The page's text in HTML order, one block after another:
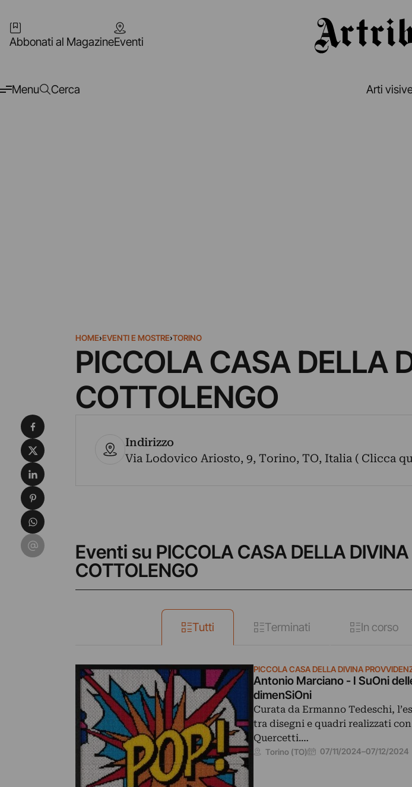
Abbonati al MagazineEventi
Menu Cerca Arti
HOME›EVENTI E MOSTRE›TORINO
PICCOLA CASA DELLA
COTTOLENGO
Indirizzo
Via Lodovico Ariosto, 9, Torino, TO, Italia ( Clicca
Eventi su PICCOLA CASA DELLA
COTTOLENGO
Tutti Terminati In corso
PICCOLA CASA DELLA DIVINA
Antonio Marciano - I SuOni
dimenSiOni
Curata da Ermanno Tedeschi,
tra disegni e quadri realizzati
Quercetti.…
Torino (TO) 07/11/2024–07/12/2024
Condividi su Facebook
Condividi su X
Condividi su LinkedIn
Condividi su Pinterest
Condividi su WhatsApp
Condividi su Email